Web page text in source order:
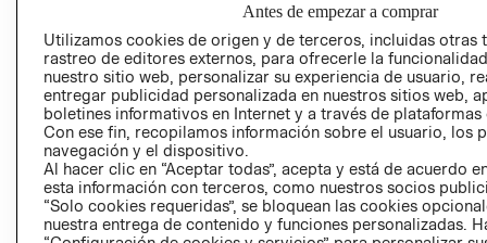
GIFT CARD
AVISO DE
Perú (S/)
Antes de empezar a comprar
Utilizamos cookies de origen y de terceros, incluidas otras
rastreo de editores externos, para ofrecerle la
nuestro sitio web, personalizar su experiencia de usuario,
entregar publicidad personalizada en nuestros sitios web,
boletines informativos en Internet y a través de plataformas
Con ese fin, recopilamos información sobre el usuario, los
navegación y el dispositivo.
Al hacer clic en “Aceptar todas”, acepta y está de acuerdo
esta información con terceros, como nuestros socios
“Solo cookies requeridas”, se bloquean las cookies
nuestra entrega de contenido y funciones personalizadas.